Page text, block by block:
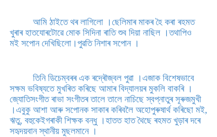
আমি ঠাইতে থৰ লাগিলো ।ছেলিমাৰ মাকৰ হৈ কৰা ৰহমত
খুৰাৰ হাতযোৰটোৱে মোক সিদিনা ৰাতি শুব দিয়া নাছিল ।তথাপিও
মই সপোন দেখিছিলো।পুৱতি নিশাৰ সপোন ।
তিনি ডিচেম্বৰৰ এক ৰদ্ৰৌজ্বল পুৱা ।এজাক বিশেষভাবে
সক্ষম ভবিষ্যতে মুখৰিত কৰিছে আমাৰ বিদ্যালয়ৰ মুকলি বাকৰি ।
জ্যোতিসংগীত ৰাভা সংগীতৰ তালে তালে নাচিছে স্বপ্নাতুৰ সূৰুজমুখী
।এবুকু আশা আৰু সপোনক সাকাৰ কৰিবলৈ অহোপুৰুষাৰ্থ কৰিছো মই,
ঋতু, বহুকেইগৰাকী শিক্ষক বন্ধু ।হাতত হাত থৈছে ৰহমত খুড়াৰ দৰে
সহৃদয়বান স্থানীয় মুছলমানে ।